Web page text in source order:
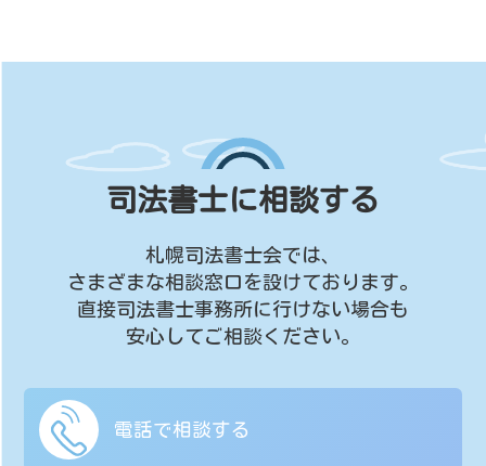
司法書士に相談する
札幌司法書士会では、
さまざまな相談窓口を設けております。
直接司法書士事務所に行けない場合も
安心してご相談ください。
電話で相談する